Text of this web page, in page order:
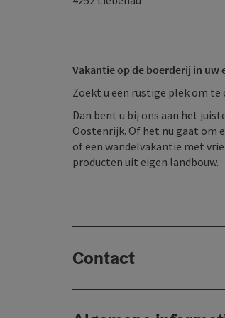
Vakantie op de boerderij in uw
Zoekt u een rustige plek om
Dan bent u bij ons aan het
Oostenrijk. Of het nu gaat om
of een wandelvakantie met
producten uit eigen landbouw.
Contact